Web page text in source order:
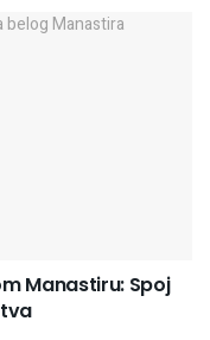
Manastiru: Spoj